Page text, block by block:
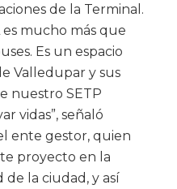
de la Terminal.
es mucho más que
Es un espacio
Valledupar y sus
nuestro SETP
vidas”, señaló
ente gestor, quien
proyecto en la
de la ciudad, y así